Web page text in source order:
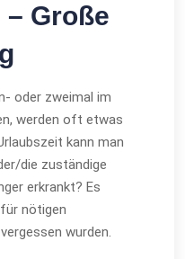
Große
oder zweimal im
werden oft etwas
kann man
die zuständige
erkrankt? Es
nötigen
wurden.